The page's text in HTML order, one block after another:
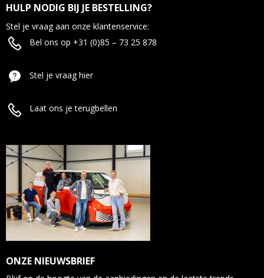
HULP NODIG BIJ JE BESTELLING?
Stel je vraag aan onze klantenservice:
Bel ons op +31 (0)85 – 73 25 878
Stel je vraag hier
Laat ons je terugbellen
ONZE NIEUWSBRIEF